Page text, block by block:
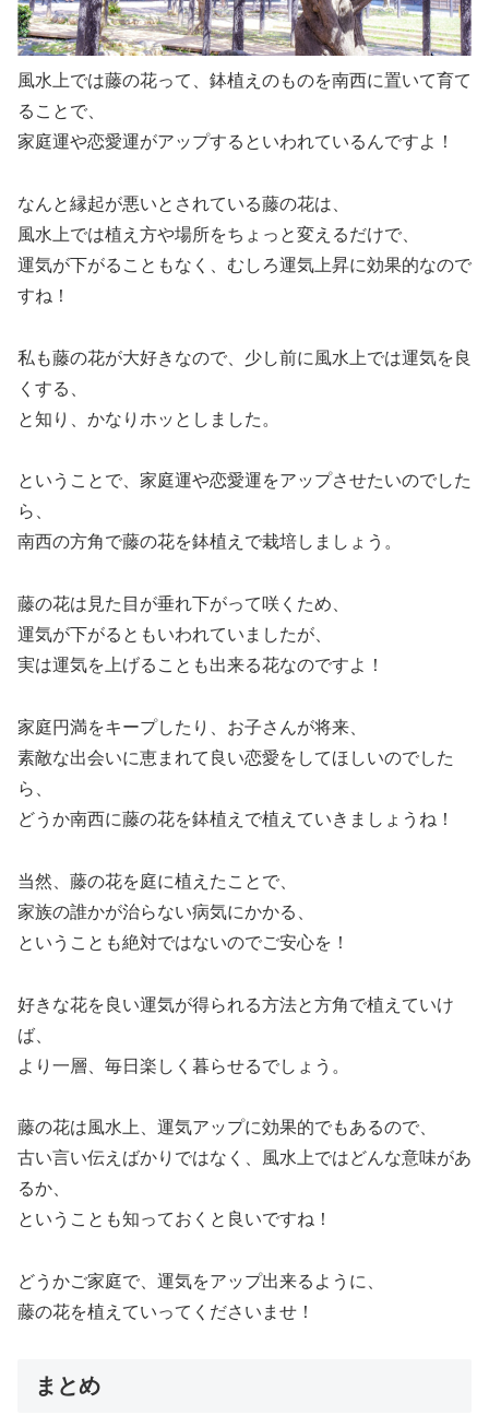
風水上では藤の花って、鉢植えのものを南西に置いて育て
ることで、
家庭運や恋愛運がアップするといわれているんですよ！
なんと縁起が悪いとされている藤の花は、
風水上では植え方や場所をちょっと変えるだけで、
運気が下がることもなく、むしろ運気上昇に効果的なので
すね！
私も藤の花が大好きなので、少し前に風水上では運気を良
くする、
と知り、かなりホッとしました。
ということで、家庭運や恋愛運をアップさせたいのでした
ら、
南西の方角で藤の花を鉢植えで栽培しましょう。
藤の花は見た目が垂れ下がって咲くため、
運気が下がるともいわれていましたが、
実は運気を上げることも出来る花なのですよ！
家庭円満をキープしたり、お子さんが将来、
素敵な出会いに恵まれて良い恋愛をしてほしいのでした
ら、
どうか南西に藤の花を鉢植えで植えていきましょうね！
当然、藤の花を庭に植えたことで、
家族の誰かが治らない病気にかかる、
ということも絶対ではないのでご安心を！
好きな花を良い運気が得られる方法と方角で植えていけ
ば、
より一層、毎日楽しく暮らせるでしょう。
藤の花は風水上、運気アップに効果的でもあるので、
古い言い伝えばかりではなく、風水上ではどんな意味があ
るか、
ということも知っておくと良いですね！
どうかご家庭で、運気をアップ出来るように、
藤の花を植えていってくださいませ！
まとめ